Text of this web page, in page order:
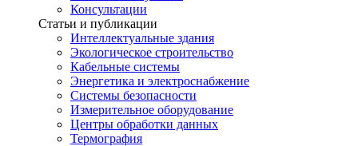
Консультации
Статьи и публикации
Интеллектуальные здания
Экологическое строительство
Кабельные системы
Энергетика и электроснабжение
Системы безопасности
Измерительное оборудование
Центры обработки данных
Термография